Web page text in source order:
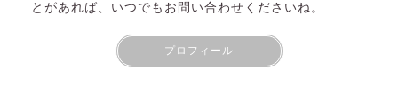
とがあれば、いつでもお問い合わせくださいね。
プロフィール